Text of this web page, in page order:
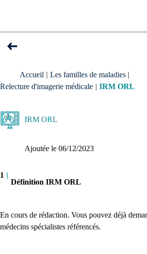
Accueil | Les familles de maladies |
Relecture d'imagerie médicale | IRM ORL
IRM ORL
Ajoutée le 06/12/2023
1 |
Définition IRM ORL
En cours de rédaction. Vous pouvez déjà
médecins spécialistes référencés.